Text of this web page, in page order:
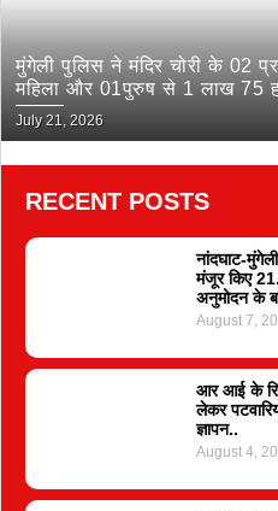
मुंगेली पुलिस ने मंदिर चोरी के 02
महिला और 01पुरुष से 1 लाख 75
भेजा जेल
July 21, 2026
RECENT POSTS
नांदघाट-
मंजूर किए
अनुमोदन के
August 7,
आर आई के
लेकर
ज्ञापन..
August 4,